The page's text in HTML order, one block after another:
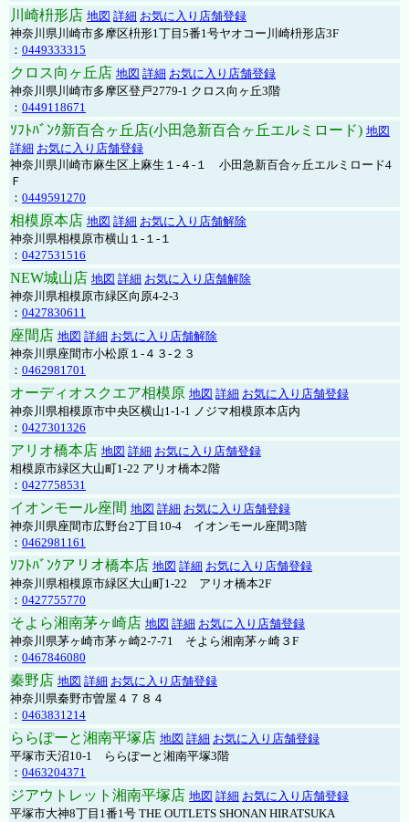
川崎枡形店 地図 詳細 お気に入り店舗登録
神奈川県川崎市多摩区枡形1丁目5番1号ヤオコー川崎枡形店3F
： 0449333315
クロス向ヶ丘店 地図 詳細 お気に入り店舗登録
神奈川県川崎市多摩区登戸2779-1 クロス向ヶ丘3階
： 0449118671
ｿﾌﾄﾊﾞﾝｸ新百合ヶ丘店(小田急新百合ヶ丘エルミロード) 地図
詳細 お気に入り店舗登録
神奈川県川崎市麻生区上麻生１-４-１ 小田急新百合ヶ丘エルミロード4
Ｆ
： 0449591270
相模原本店 地図 詳細 お気に入り店舗解除
神奈川県相模原市横山１-１-１
： 0427531516
NEW城山店 地図 詳細 お気に入り店舗解除
神奈川県相模原市緑区向原4-2-3
： 0427830611
座間店 地図 詳細 お気に入り店舗解除
神奈川県座間市小松原１-４３-２３
： 0462981701
オーディオスクエア相模原 地図 詳細 お気に入り店舗登録
神奈川県相模原市中央区横山1-1-1 ノジマ相模原本店内
： 0427301326
アリオ橋本店 地図 詳細 お気に入り店舗登録
相模原市緑区大山町1-22 アリオ橋本2階
： 0427758531
イオンモール座間 地図 詳細 お気に入り店舗登録
神奈川県座間市広野台2丁目10-4 イオンモール座間3階
： 0462981161
ｿﾌﾄﾊﾞﾝｸアリオ橋本店 地図 詳細 お気に入り店舗登録
神奈川県相模原市緑区大山町1-22 アリオ橋本2F
： 0427755770
そよら湘南茅ヶ崎店 地図 詳細 お気に入り店舗登録
神奈川県茅ヶ崎市茅ヶ崎2‐7‐71 そよら湘南茅ヶ崎３F
： 0467846080
秦野店 地図 詳細 お気に入り店舗登録
神奈川県秦野市曽屋４７８４
： 0463831214
ららぽーと湘南平塚店 地図 詳細 お気に入り店舗登録
平塚市天沼10-1 ららぽーと湘南平塚3階
： 0463204371
ジアウトレット湘南平塚店 地図 詳細 お気に入り店舗登録
平塚市大神8丁目1番1号 THE OUTLETS SHONAN HIRATSUKA